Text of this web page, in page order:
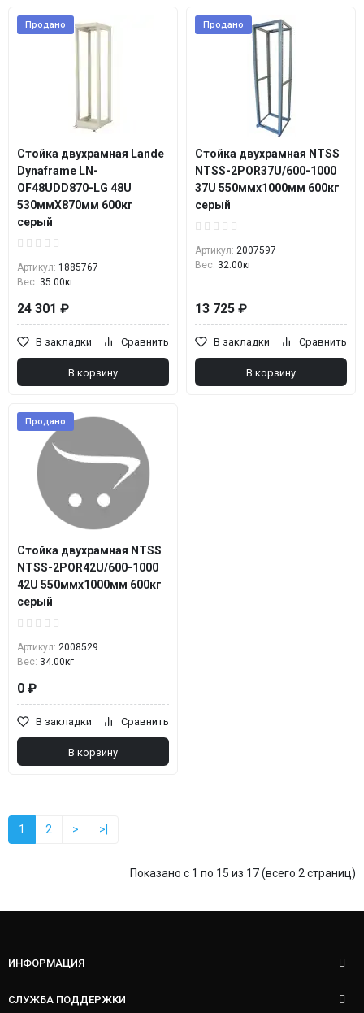
Продано
Стойка двухрамная Lande
Dynaframe LN-
OF48UDD870-LG 48U
530ммX870мм 600кг
серый
Артикул: 1885767
Вес: 35.00кг
24 301 ₽
В закладки Сравнить
В корзину
Продано
Стойка двухрамная NTSS
NTSS-2POR37U/600-1000
37U 550ммx1000мм 600кг
серый
Артикул: 2007597
Вес: 32.00кг
13 725 ₽
В закладки Сравнить
В корзину
Продано
Стойка двухрамная NTSS
NTSS-2POR42U/600-1000
42U 550ммx1000мм 600кг
серый
Артикул: 2008529
Вес: 34.00кг
0 ₽
В закладки Сравнить
В корзину
1 2 > >|
Показано с 1 по 15 из 17 (всего 2 страниц)
ИНФОРМАЦИЯ
СЛУЖБА ПОДДЕРЖКИ